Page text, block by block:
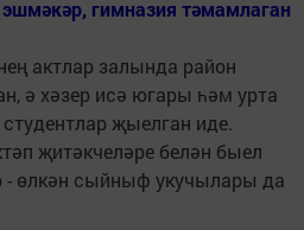
гимназия тәмамлаган
актлар залында район
ә хәзер исә югары һәм урта
җыелган иде.
җитәкчеләре белән быел
өлкән сыйныф укучылары да